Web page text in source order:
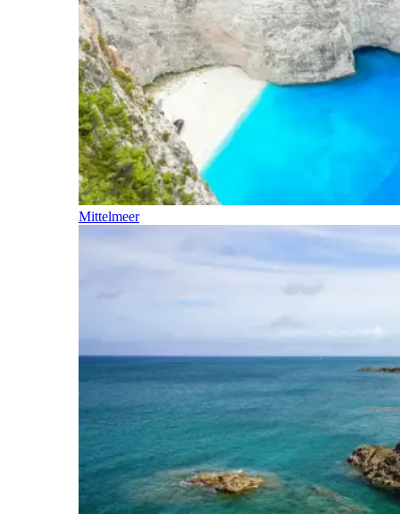
Mittelmeer